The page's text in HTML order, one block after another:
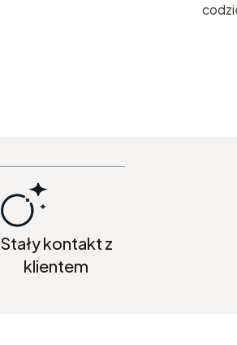
Stały kontakt z
klientem